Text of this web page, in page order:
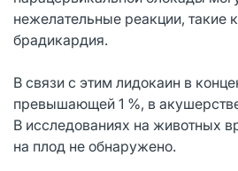
нежелательные реакции, такие
брадикардия.
В связи с этим лидокаин в
превышающей 1 %, в
В исследованиях на животных
на плод не обнаружено.